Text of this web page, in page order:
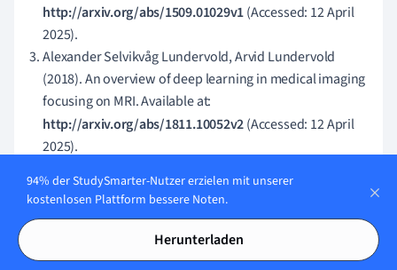
http://arxiv.org/abs/1509.01029v1(Accessed: 12 April
2025).
Alexander Selvikvåg Lundervold, Arvid Lundervold
(2018). An overview of deep learning in medical imaging
focusing on MRI. Available at:
http://arxiv.org/abs/1811.10052v2(Accessed: 12 April
2025).
Karteikarten in
Notfälle
12
94% der StudySmarter-Nutzer erzielen mit unserer
kostenlosen Plattform bessere Noten.
Herunterladen